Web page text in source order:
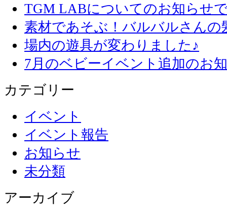
TGM LABについてのお知らせ
素材であそぶ！バルバルさん
場内の遊具が変わりました♪
7月のベビーイベント追加のお
カテゴリー
イベント
イベント報告
お知らせ
未分類
アーカイブ